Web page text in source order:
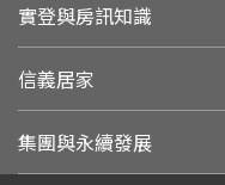
實登與房訊知識
信義居家
集團與永續發展